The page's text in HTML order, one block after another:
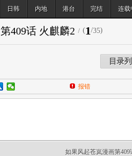
日韩 内地 港台 完结 连载
第409话 火麒麟2 / (1/35)
目录
报错
如果风起苍岚漫画第